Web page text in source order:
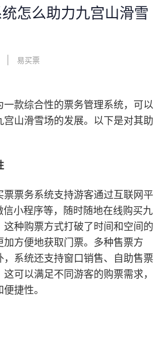
怎么助力九宫山滑雪
易买票
款综合性的票务管理系统，可以
山滑雪场的发展。以下是对其助
票务系统支持游客通过互联网平
小程序等，随时随地在线购买九
种购票方式打破了时间和空间的
方便地获取门票。 多种售票方
系统还支持窗口销售、自助售票
可以满足不同游客的购票需求，
捷性。